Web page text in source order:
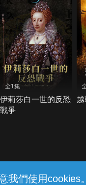
我們使用cookies
全1集
伊莉莎白一世的反恐
戰爭